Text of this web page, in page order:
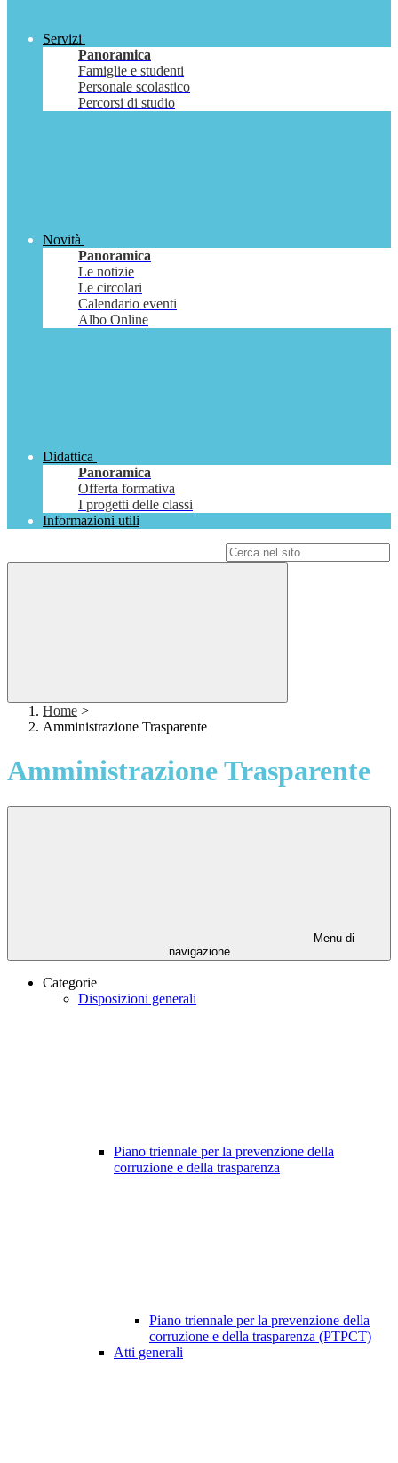
Servizi
Panoramica
Famiglie e studenti
Personale scolastico
Percorsi di studio
Novità
Panoramica
Le notizie
Le circolari
Calendario eventi
Albo Online
Didattica
Panoramica
Offerta formativa
I progetti delle classi
Informazioni utili
Home >
Amministrazione Trasparente
Amministrazione Trasparente
Menu di
navigazione
Categorie
Disposizioni generali
Piano triennale per la prevenzione della
corruzione e della trasparenza
Piano triennale per la prevenzione della
corruzione e della trasparenza (PTPCT)
Atti generali